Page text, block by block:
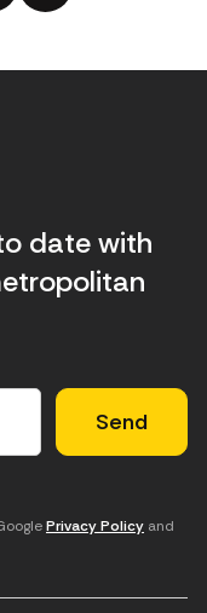
date with
Privacy Policy and